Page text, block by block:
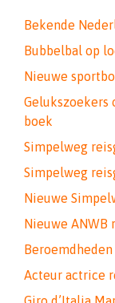
Bekende
Bubbelbal op
Nieuwe
Gelukszoekers
boek
Simpelweg
Simpelweg
Nieuwe
Nieuwe ANWB
Acteur actrice